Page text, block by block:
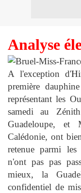
Analyse
A l'exception d'
première
représentant les
samedi au
Guadeloupe, et
Calédonie, ont
retenue parmi les
n'ont pas pas
mieux, la
confidentiel de